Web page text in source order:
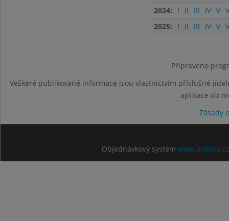
2024:
I II III IV V
2025:
I II III IV V
Připraveno
Veškeré publikované informace jsou vlastnictvím příslušné
aplikace do
Zásady
Objednávkový systém www.jidelna.cz